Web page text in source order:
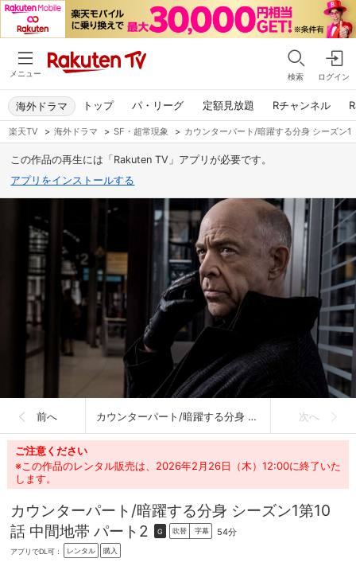
メニュー 検索 ログイン
トップ パ・リーグ 定額見放題 Rチャンネル
海外ドラマ
楽天TV > 海外ドラマ > SF・超常現象 > カウンターパート/暗躍する分身 シーズン1
この作品の再生には「Rakuten TV」アプリが必要です。
アプリをインストールする
前へ カウンターパート/暗躍する分身 シーズン1 次へ
ご注意ください
※この作品のレンタル販売は、2026年2月26日（木）12:00に終了いた
します。
カウンターパート/暗躍する分身 シーズン1第10
話 中間地帯 パート2
G 吹替 字幕 54分
アプリでDL可： レンタル 購入